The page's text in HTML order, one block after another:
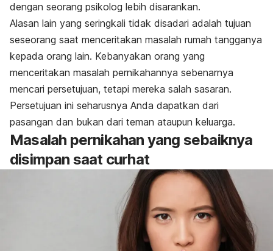
dengan seorang psikolog lebih disarankan.
Alasan lain yang seringkali tidak disadari adalah tujuan
seseorang saat menceritakan masalah rumah tangganya
kepada orang lain. Kebanyakan orang yang
menceritakan masalah pernikahannya sebenarnya
mencari persetujuan, tetapi mereka salah sasaran.
Persetujuan ini seharusnya Anda dapatkan dari
pasangan dan bukan dari teman ataupun keluarga.
Masalah pernikahan yang sebaiknya
disimpan saat curhat